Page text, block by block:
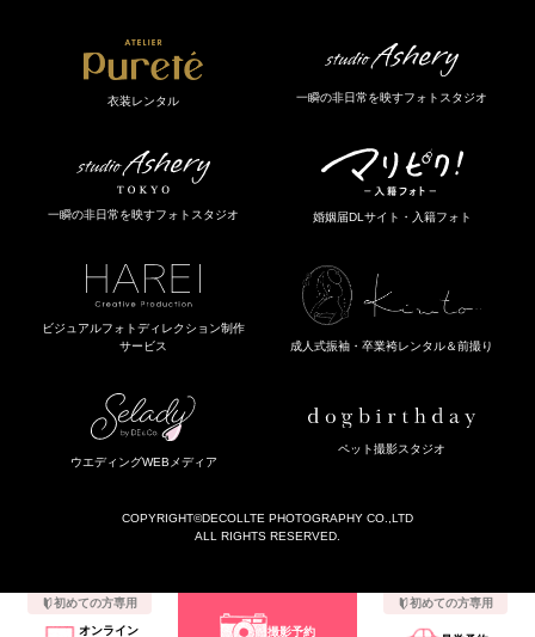
衣装レンタル 一瞬の非日常を映すフォトスタジオ
一瞬の非日常を映すフォトスタジオ 婚姻届DLサイト・入籍フォト
ビジュアルフォトディレクション制作
サービス
成人式振袖・卒業袴レンタル＆前撮り
ウエディングWEBメディア
ペット撮影スタジオ
COPYRIGHT©DECOLLTE PHOTOGRAPHY CO.,LTD
ALL RIGHTS RESERVED.
初めての方専用
オンライン 撮影予約
初めての方専用